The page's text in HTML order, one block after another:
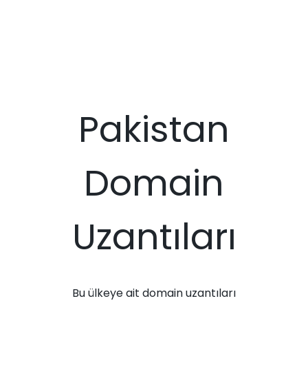
Pakistan
Domain
Uzantıları
Bu ülkeye ait domain uzantıları